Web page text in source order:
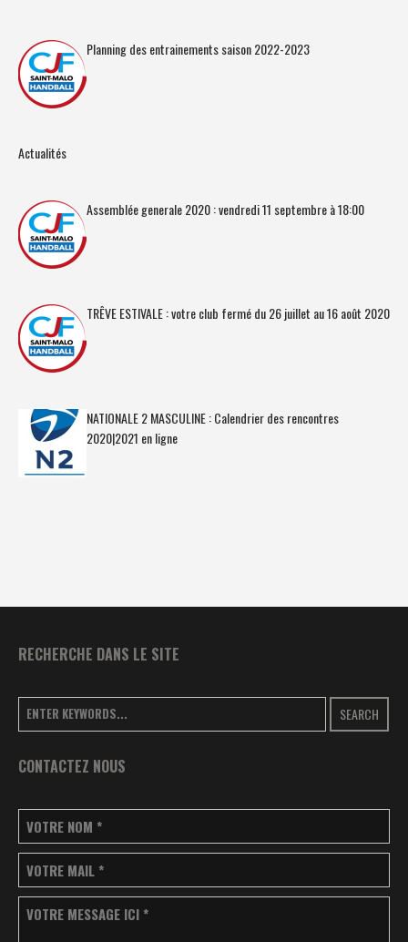
Planning des entrainements saison 2022-2023
Actualités
Assemblée generale 2020 : vendredi 11 septembre à 18:00
TRÊVE ESTIVALE : votre club fermé du 26 juillet au 16 août 2020
NATIONALE 2 MASCULINE : Calendrier des rencontres
2020|2021 en ligne
RECHERCHE DANS LE SITE
SEARCH
CONTACTEZ NOUS
VOTRE NOM *
VOTRE MAIL *
VOTRE MESSAGE ICI *